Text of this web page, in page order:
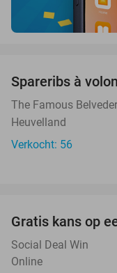
Spareribs à
The Famous
Heuvelland
Verkocht: 56
Gratis kans op
Social Deal Win
Online